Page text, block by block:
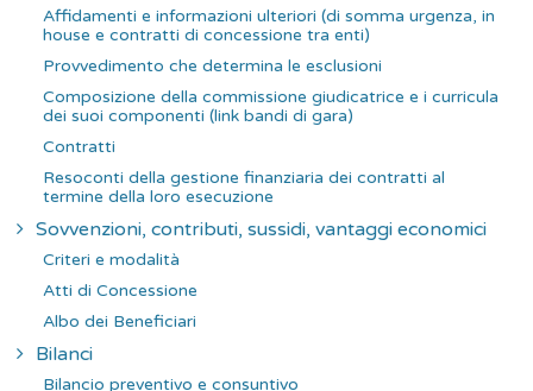
Affidamenti e informazioni ulteriori (di somma urgenza, in
house e contratti di concessione tra enti)
Provvedimento che determina le esclusioni
Composizione della commissione giudicatrice e i curricula
dei suoi componenti (link bandi di gara)
Contratti
Resoconti della gestione finanziaria dei contratti al
termine della loro esecuzione
Sovvenzioni, contributi, sussidi, vantaggi economici
Criteri e modalità
Atti di Concessione
Albo dei Beneficiari
Bilanci
Bilancio preventivo e consuntivo